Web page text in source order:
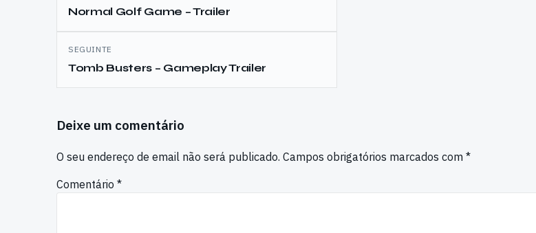
de
artigos
Normal Golf Game – Trailer
SEGUINTE
Tomb Busters – Gameplay Trailer
Deixe um comentário
O seu endereço de email não será publicado. Campos obrigatórios marcados com *
Comentário *